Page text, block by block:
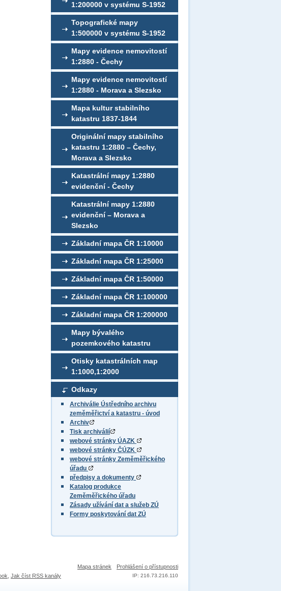
1:200000 v systému S-1952
Topografické mapy
1:500000 v systému S-1952
Mapy evidence nemovitostí
1:2880 - Čechy
Mapy evidence nemovitostí
1:2880 - Morava a Slezsko
Mapa kultur stabilního
katastru 1837-1844
Originální mapy stabilního
katastru 1:2880 – Čechy,
Morava a Slezsko
Katastrální mapy 1:2880
evidenční - Čechy
Katastrální mapy 1:2880
evidenční – Morava a
Slezsko
Základní mapa ČR 1:10000
Základní mapa ČR 1:25000
Základní mapa ČR 1:50000
Základní mapa ČR 1:100000
Základní mapa ČR 1:200000
Mapy bývalého
pozemkového katastru
Otisky katastrálních map
1:1000,1:2000
Odkazy
Archiválie Ústředního archivu
zeměměřictví a katastru - úvod
Archiv
Tisk archiválií
webové stránky ÚAZK
webové stránky ČÚZK
webové stránky Zeměměřického
úřadu
předpisy a dokumenty
Katalog produkce
Zeměměřického úřadu
Zásady užívání dat a služeb ZÚ
Formy poskytování dat ZÚ
Mapa stránek Prohlášení o přístupnosti
IP: 216.73.216.110
Jak číst RSS kanály